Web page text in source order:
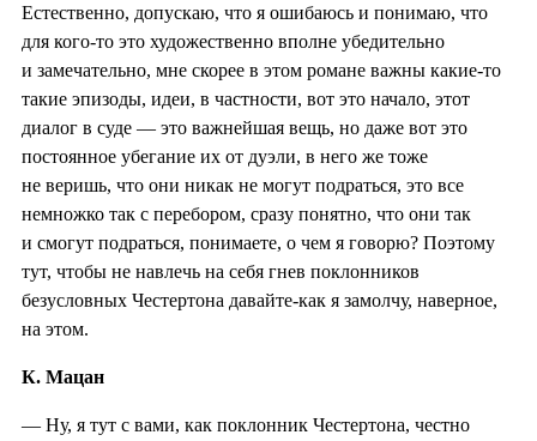
Естественно, допускаю, что я ошибаюсь и понимаю, что
для кого-то это художественно вполне убедительно
и замечательно, мне скорее в этом романе важны какие-то
такие эпизоды, идеи, в частности, вот это начало, этот
диалог в суде — это важнейшая вещь, но даже вот это
постоянное убегание их от дуэли, в него же тоже
не веришь, что они никак не могут подраться, это все
немножко так с перебором, сразу понятно, что они так
и смогут подраться, понимаете, о чем я говорю? Поэтому
тут, чтобы не навлечь на себя гнев поклонников
безусловных Честертона давайте-как я замолчу, наверное,
на этом.
К. Мацан
— Ну, я тут с вами, как поклонник Честертона, честно